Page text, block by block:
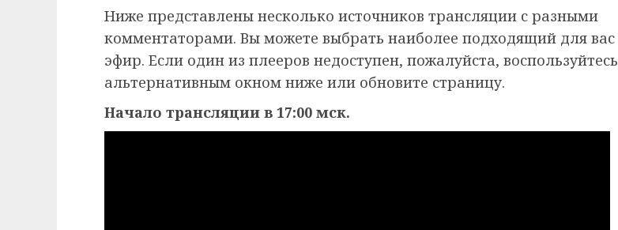
Ниже представлены несколько источников трансляции с разными
комментаторами. Вы можете выбрать наиболее подходящий для вас
эфир. Если один из плееров недоступен, пожалуйста, воспользуйтесь
альтернативным окном ниже или обновите страницу.
Начало трансляции в 17:00 мск.